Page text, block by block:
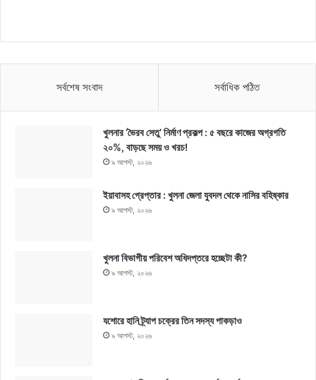
সর্বশেষ সংবাদ সর্বাধিক পঠিত
খুলনার ‘ভৈরব সেতু’ নির্মাণ প্রকল্প : ৫ বছরে কাজের অগ্রগতি
২০%, বাড়ছে সময় ও খরচ!
৯ আগস্ট, ২০২৬
ইয়াবাসহ গ্রেপ্তার : খুলনা জেলা যুবদল থেকে নাসির বহিষ্কার
৯ আগস্ট, ২০২৬
খুলনা বিভাগীয় পরিবেশ অধিদপ্তরে হচ্ছেটা কী?
৯ আগস্ট, ২০২৬
যশোরে হানি ট্র্যাপ চক্রের তিন সদস্য পাকড়াও
৯ আগস্ট, ২০২৬